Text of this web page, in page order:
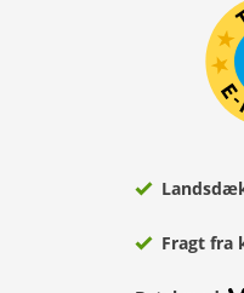
Fragt fra